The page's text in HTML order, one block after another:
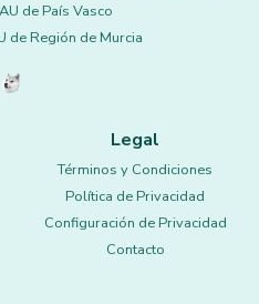
de País Vasco
de Región de Murcia
Legal
Términos y Condiciones
Política de Privacidad
Configuración de Privacidad
Contacto